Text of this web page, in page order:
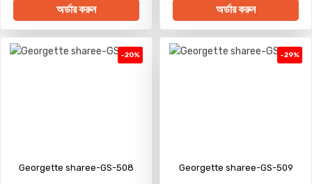
অর্ডার করুন অর্ডার করুন
-20%
Georgette sharee-GS-508
-29%
Georgette sharee-GS-509